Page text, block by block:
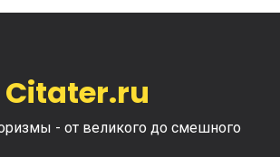
Citater.ru
- от великого до смешного